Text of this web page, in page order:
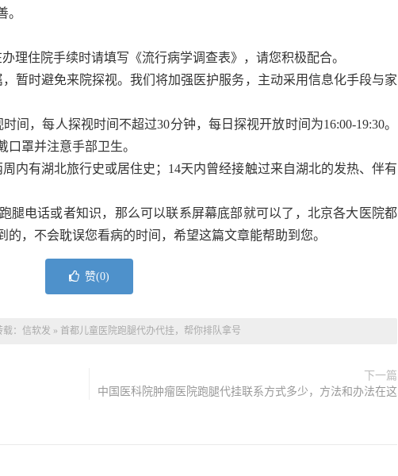
。
理住院手续时请填写《流行病学调查表》，请您积极配合。
暂时避免来院探视。我们将加强医护服务，主动采用信息化手段与家
间，每人探视时间不超过30分钟，每日探视开放时间为16:00-19:30。
罩并注意手部卫生。
内有湖北旅行史或居住史；14天内曾经接触过来自湖北的发热、伴有
腿电话或者知识，那么可以联系屏幕底部就可以了，北京各大医院都
，不会耽误您看病的时间，希望这篇文章能帮助到您。
赞(0)
： 信软发 » 首都儿童医院跑腿代办代挂，帮你排队拿号
下一篇
中国医科院肿瘤医院跑腿代挂联系方式多少，方法和办法在这